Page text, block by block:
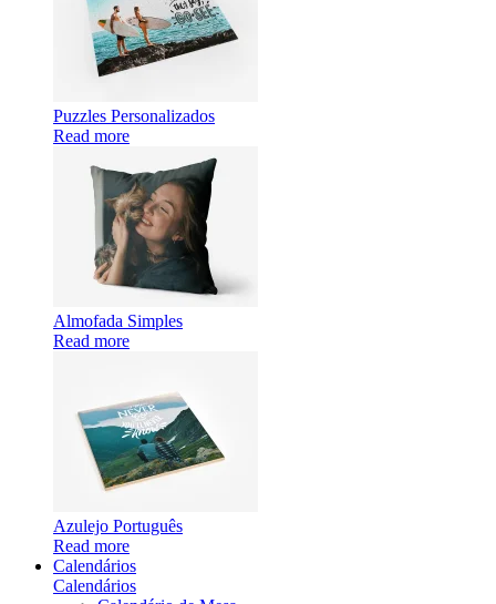
Puzzles Personalizados
Read more
Almofada Simples
Read more
Azulejo Português
Read more
Calendários
Calendários